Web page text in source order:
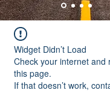
Widget Didn’t Load
Check your internet and
this page.
If that doesn’t work,